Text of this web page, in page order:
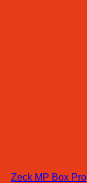
Zeck MP Box Pro